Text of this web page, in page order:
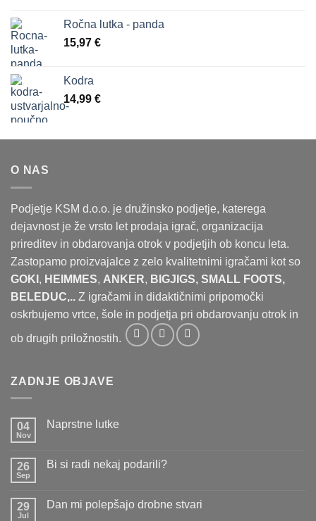
Ročna lutka - panda
15,97 €
Kodra
14,99 €
O NAS
Podjetje KSM d.o.o. je družinsko podjetje, katerega
dejavnost je že vrsto let prodaja igrač, organizacija
prireditev in obdarovanja otrok v podjetjih ob koncu leta.
Zastopamo proizvajalce z zelo kvalitetnimi igračami kot so
GOKI , HEIMMES, ANKER, BIGJIGS, SMALL FOOTS,
BELEDUC,.. Z igračami in didaktičnimi pripomočki
oskrbujemo vrtce, šole in podjetja pri obdarovanju otrok in
ob drugih priložnostih.
ZADNJE OBJAVE
04
Nov
Naprstne lutke
Naprstne
26
Sep
Bi si radi nekaj podarili?
Bi
29
Jul
Dan mi polepšajo drobne stvari